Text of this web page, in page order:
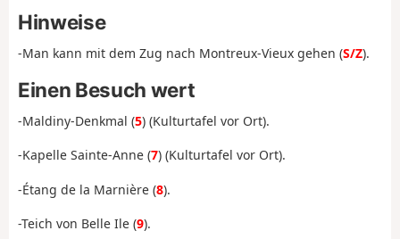
Hinweise
-Man kann mit dem Zug nach Montreux-Vieux gehen (S/Z).
Einen Besuch wert
-Maldiny-Denkmal (5) (Kulturtafel vor Ort).
-Kapelle Sainte-Anne (7) (Kulturtafel vor Ort).
-Étang de la Marnière (8).
-Teich von Belle Ile (9).